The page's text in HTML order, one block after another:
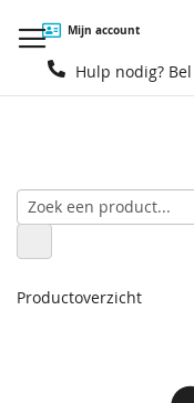
Mijn account
Hulp nodig? Bel
Productoverzicht